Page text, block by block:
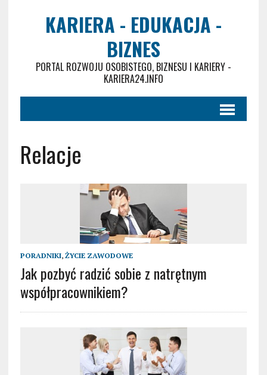
KARIERA - EDUKACJA -
BIZNES
PORTAL ROZWOJU OSOBISTEGO, BIZNESU I KARIERY -
KARIERA24.INFO
Relacje
PORADNIKI, ŻYCIE ZAWODOWE
Jak pozbyć radzić sobie z natrętnym
współpracownikiem?